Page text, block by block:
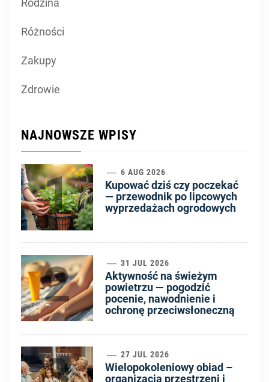
Rodzina
Różności
Zakupy
Zdrowie
NAJNOWSZE WPISY
1 6 AUG 2026
Kupować dziś czy poczekać
— przewodnik po lipcowych
wyprzedażach ogrodowych
2 31 JUL 2026
Aktywność na świeżym
powietrzu — pogodzić
pocenie, nawodnienie i
ochronę przeciwsłoneczną
27 JUL 2026
Wielopokoleniowy obiad –
organizacja przestrzeni i